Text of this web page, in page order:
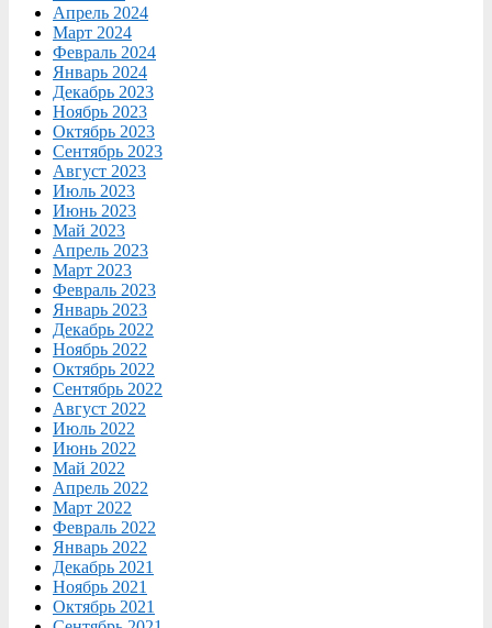
Апрель 2024
Март 2024
Февраль 2024
Январь 2024
Декабрь 2023
Ноябрь 2023
Октябрь 2023
Сентябрь 2023
Август 2023
Июль 2023
Июнь 2023
Май 2023
Апрель 2023
Март 2023
Февраль 2023
Январь 2023
Декабрь 2022
Ноябрь 2022
Октябрь 2022
Сентябрь 2022
Август 2022
Июль 2022
Июнь 2022
Май 2022
Апрель 2022
Март 2022
Февраль 2022
Январь 2022
Декабрь 2021
Ноябрь 2021
Октябрь 2021